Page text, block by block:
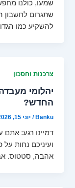
שמעו, כולנו
שתגרום לחשבון
להשקיע כמו
צרכנות וחסכון
יהלומי
החדש?
Banku
/ יוני 15, 2026
דמיינו רגע: אתם
ועיניכם נחות
אהבה, סטטוס.